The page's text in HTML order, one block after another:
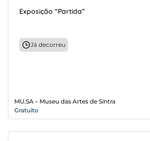
Exposição “Partida”
Já decorreu
MU.SA – Museu das Artes de Sintra
Gratuito